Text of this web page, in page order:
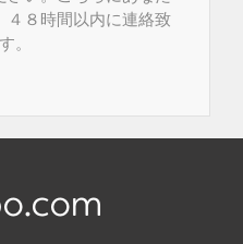
８時間以内に連絡致
。